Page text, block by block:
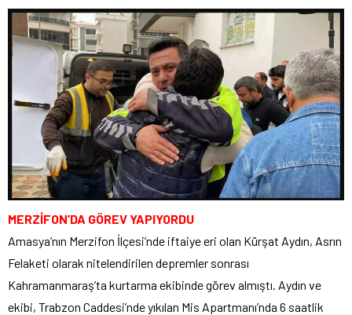
MERZİFON’DA GÖREV YAPIYORDU
Amasya’nın Merzifon İlçesi’nde iftaiye eri olan Kürşat Aydın, Asrın
Felaketi olarak nitelendirilen depremler sonrası
Kahramanmaraş’ta kurtarma ekibinde görev almıştı. Aydın ve
ekibi, Trabzon Caddesi’nde yıkılan Mis Apartmanı’nda 6 saatlik